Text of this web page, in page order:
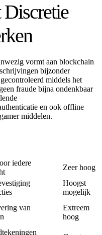
Discretie
vormt aan blockchain
bijzonder
middels het
fraude bijna ondenkbaar
en ook offline
middelen.
iedere
Zeer hoog
Hoogst
mogelijk
van
Extreem
hoog